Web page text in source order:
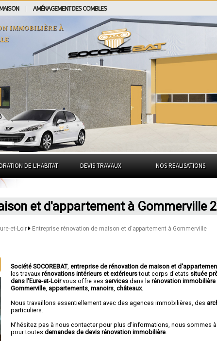
AMÉNAGEMENT DES COMBLES
immobilière à
DE L'HABITAT DEVIS TRAVAUX NOS REALISATIONS
et d'appartement à Gommerville
et-Loir Entreprise rénovation de maison et d'appartement à Gommerville
Société SOCOREBAT,entreprise de rénovation de maison et
les travauxrénovations intérieurs et extérieurstout corps d'etats située
dans l'Eure-et-Loirvous offre ses services dans larénovation immobilière
Gommerville appartements ,manoirs ,châteaux.
Nous travaillons essentiellement avec des agences immobilières, des
particuliers.
N'hésitez pas à nous contacter pour plus d'informations, nous sommes
pour toutesdemandes de devis rénovation immobilière